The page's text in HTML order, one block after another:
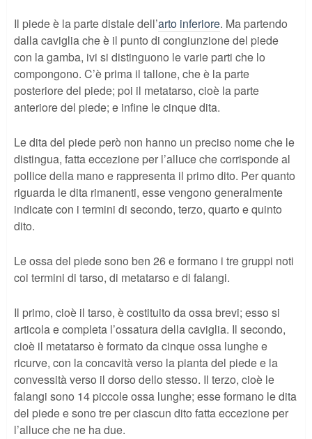
Il piede è la parte distale dell’arto inferiore. Ma partendo
dalla caviglia che è il punto di congiunzione del piede
con la gamba, ivi si distinguono le varie parti che lo
compongono. C’è prima il tallone, che è la parte
posteriore del piede; poi il metatarso, cioè la parte
anteriore del piede; e infine le cinque dita.
Le dita del piede però non hanno un preciso nome che le
distingua, fatta eccezione per l’alluce che corrisponde al
pollice della mano e rappresenta il primo dito. Per quanto
riguarda le dita rimanenti, esse vengono generalmente
indicate con i termini di secondo, terzo, quarto e quinto
dito.
Le ossa del piede sono ben 26 e formano i tre gruppi noti
coi termini di tarso, di metatarso e di falangi.
Il primo, cioè il tarso, è costituito da ossa brevi; esso si
articola e completa l’ossatura della caviglia. Il secondo,
cioè il metatarso è formato da cinque ossa lunghe e
ricurve, con la concavità verso la pianta del piede e la
convessità verso il dorso dello stesso. Il terzo, cioè le
falangi sono 14 piccole ossa lunghe; esse formano le dita
del piede e sono tre per ciascun dito fatta eccezione per
l’alluce che ne ha due.